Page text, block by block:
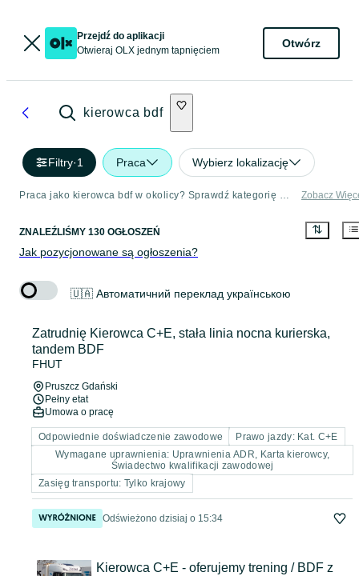
Przejdź do aplikacji
Otwieraj OLX jednym tapnięciem
Otwórz
kierowca bdf
Filtry·1 Praca Wybierz lokalizację
Praca jako kierowca bdf w okolicy? Sprawdź kategorię Praca Zobacz
ZNALEŹLIŚMY 130 OGŁOSZEŃ
Jak pozycjonowane są ogłoszenia?
🇺🇦 Автоматичний переклад українською
Zatrudnię Kierowca C+E, stała linia nocna kurierska,
tandem BDF
FHUT
Pruszcz Gdański
Pełny etat
Umowa o pracę
Odpowiednie doświadczenie zawodowe
Prawo jazdy: Kat. C+E
Wymagane uprawnienia: Uprawnienia ADR, Karta kierowcy,
Świadectwo kwalifikacji zawodowej
Zasięg transportu: Tylko krajowy
Odświeżono dzisiaj o 15:34
Kierowca C+E - oferujemy trening / BDF z